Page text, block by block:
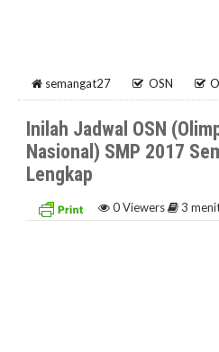
semangat27 OSN
Inilah Jadwal OSN
Nasional) SMP 2017
Lengkap
0Viewers 3